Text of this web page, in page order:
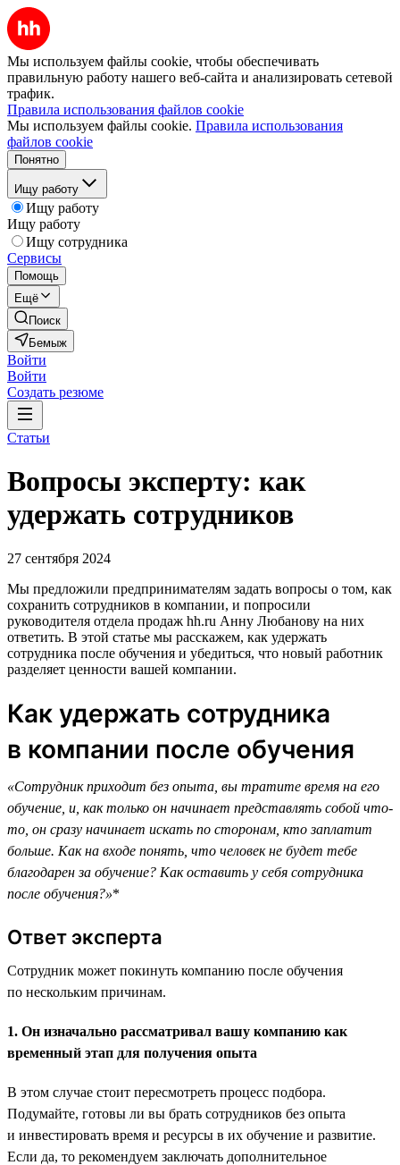
Мы используем файлы cookie, чтобы обеспечивать
правильную работу нашего веб-сайта и анализировать сетевой
трафик.
Правила использования файлов cookie
Мы используем файлы cookie. Правила использования
файлов cookie
Понятно
Ищу работу
Ищу работу
Ищу работу
Ищу сотрудника
Сервисы
Помощь
Ещё
Поиск
Бемыж
Войти
Войти
Создать резюме
Статьи
Вопросы эксперту: как
удержать сотрудников
27 сентября 2024
Мы предложили предпринимателям задать вопросы о том, как
сохранить сотрудников в компании, и попросили
руководителя отдела продаж hh.ru Анну Любанову на них
ответить. В этой статье мы расскажем, как удержать
сотрудника после обучения и убедиться, что новый работник
разделяет ценности вашей компании.
Как удержать сотрудника
в компании после обучения
«Сотрудник приходит без опыта, вы тратите время на его
обучение, и, как только он начинает представлять собой что-
то, он сразу начинает искать по сторонам, кто заплатит
больше. Как на входе понять, что человек не будет тебе
благодарен за обучение? Как оставить у себя сотрудника
после обучения?»*
Ответ эксперта
Сотрудник может покинуть компанию после обучения
по нескольким причинам.
1. Он изначально рассматривал вашу компанию как
временный этап для получения опыта
В этом случае стоит пересмотреть процесс подбора.
Подумайте, готовы ли вы брать сотрудников без опыта
и инвестировать время и ресурсы в их обучение и развитие.
Если да, то рекомендуем заключать дополнительное